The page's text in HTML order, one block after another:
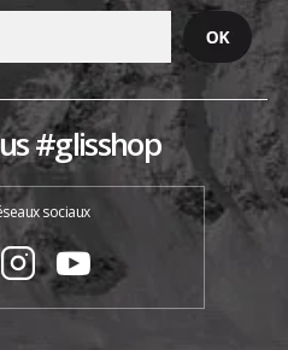
#glisshop
sociaux